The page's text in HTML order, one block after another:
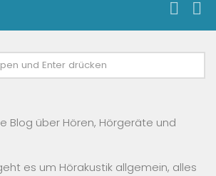
Blog über Hören, Hörgeräte und
es um Hörakustik allgemein, alles